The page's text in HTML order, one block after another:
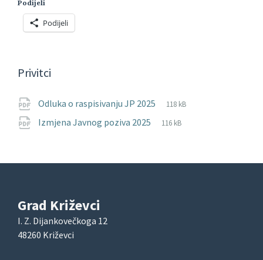
Podijeli
Podijeli
Privitci
Odluka o raspisivanju JP 2025
File
pdf
File
118 kB
Izmjena Javnog poziva 2025
File
pdf
File
116 kB
Grad Križevci
I. Z. Dijankovečkoga 12
48260 Križevci